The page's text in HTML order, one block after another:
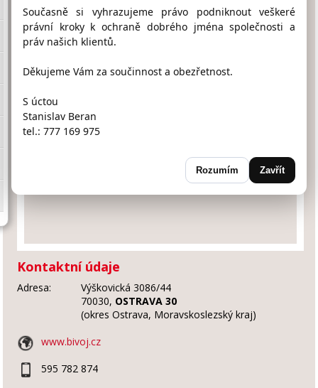
Umístění BIVOJ na Google maps
Kontaktní údaje
Adresa:
Výškovická 3086/44
70030, OSTRAVA 30
(okres Ostrava, Moravskoslezský kraj)
www.bivoj.cz
595 782 874
Současně si vyhrazujeme právo podniknout veškeré
právní kroky k ochraně dobrého jména společnosti a
práv našich klientů.
Děkujeme Vám za součinnost a obezřetnost.
S úctou
Stanislav Beran
tel.: 777 169 975
Rozumím Zavřít